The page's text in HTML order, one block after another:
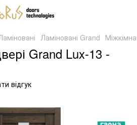
Ламіновані Grand
Grand Lux-13 -
відгук